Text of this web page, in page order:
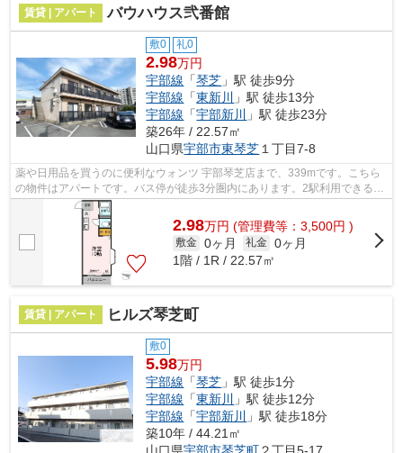
賃貸 | アパート バウハウス弐番館
敷0 礼0
2.98万円
宇部線 「琴芝 」駅 徒歩9分
宇部線 「東新川
」駅 徒歩13分
宇部線 「宇部新川
」駅 徒歩23分
築26年 / 22.57㎡
山口県宇部市東琴芝１丁目7-8
薬や日用品を買うのに便利なウォンツ 宇部琴芝店まで、339mです。こちら
の物件はアパートです。バス停が徒歩3分圏内にあります。2駅利用できるの
で電車をよく使う方におすすめな物件で...
2.98万円 (管理費等：3,500円 )
敷金 0ヶ月 礼金 0ヶ月
1階 / 1R / 22.57㎡
賃貸 | アパート ヒルズ琴芝町
敷0
5.98万円
宇部線 「琴芝 」駅 徒歩1分
宇部線 「東新川
」駅 徒歩12分
宇部線 「宇部新川
」駅 徒歩18分
築10年 / 44.21㎡